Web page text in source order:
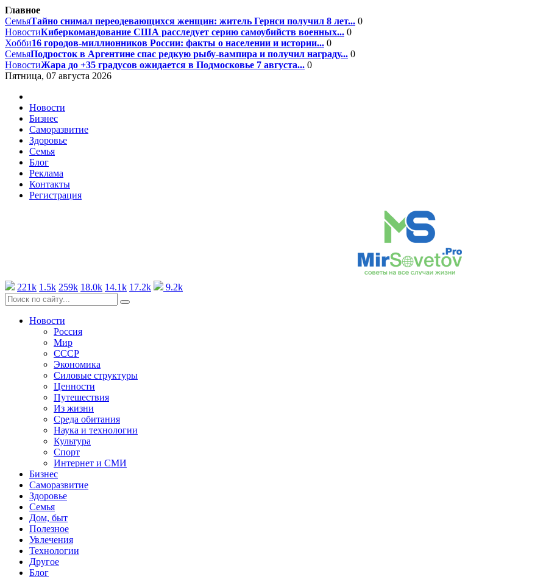
Главное
СемьяТайно снимал переодевающихся женщин: житель Гернси получил 8 лет... 0
НовостиКиберкомандование США расследует серию самоубийств военных... 0
Хобби16 городов-миллионников России: факты о населении и истории... 0
СемьяПодросток в Аргентине спас редкую рыбу-вампира и получил награду... 0
НовостиЖара до +35 градусов ожидается в Подмосковье 7 августа... 0
Пятница, 07 августа 2026
Новости
Бизнес
Саморазвитие
Здоровье
Семья
Блог
Реклама
Контакты
Регистрация
221k 1.5k 259k 18.0k 14.1k 17.2k 9.2k
Новости
Россия
Мир
СССР
Экономика
Силовые структуры
Ценности
Путешествия
Из жизни
Среда обитания
Наука и технологии
Культура
Спорт
Интернет и СМИ
Бизнес
Саморазвитие
Здоровье
Семья
Дом, быт
Полезное
Увлечения
Технологии
Другое
Блог